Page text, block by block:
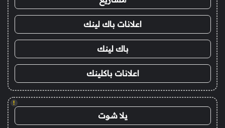
اعلانات باك لينك
باك لينك
اعلانات باكلينك
!
يلا شوت